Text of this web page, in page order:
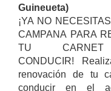
Guineueta)
¡YA NO
CAMPANA PARA
TU
CONDUCIR!
renovación de tu
conducir en el